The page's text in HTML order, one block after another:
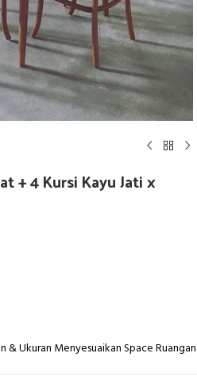
+ 4 Kursi Kayu Jati x
Ukuran Menyesuaikan Space Ruangan